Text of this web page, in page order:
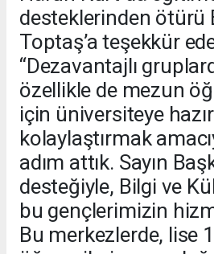
desteklerinden ötürü
Toptaş’a teşekkür
“Dezavantajlı
özellikle de mezun
için üniversiteye
kolaylaştırmak
adım attık. Sayın
desteğiyle, Bilgi ve
bu gençlerimizin
Bu merkezlerde, lise